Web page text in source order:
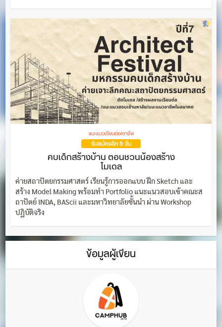
แนะแนวเรียนต่อ/อาชีพ
รับสมัครอีก 5 วัน
คบเด็กสร้างบ้าน ตอนชวนน้องสร้าง
โมเดล
ค่ายสถาปัตยกรรมศาสตร์ เรียนรู้การออกแบบ ฝึก Sketch และ
สร้าง Model Making พร้อมทำ Portfolio แนะแนวสอบเข้าคณะส
ถาปัตย์ INDA, BAScii และมหาวิทยาลัยชั้นนำ ผ่าน Workshop
ปฏิบัติจริง
ข้อมูลผู้เขียน